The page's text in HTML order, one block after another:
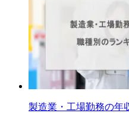
製造業・工場勤務の年